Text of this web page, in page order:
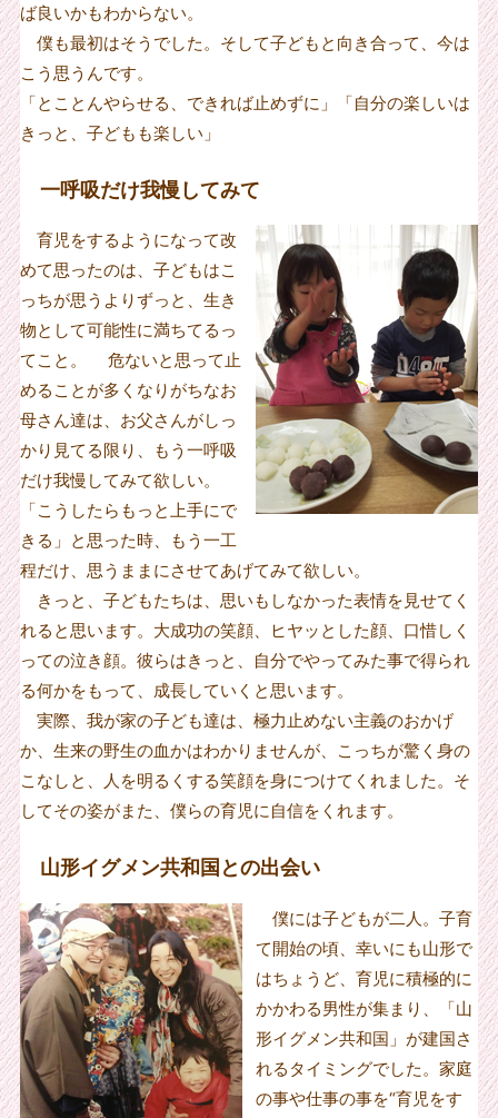
ば良いかもわからない。
僕も最初はそうでした。そして子どもと向き合って、今は
こう思うんです。
「とことんやらせる、できれば止めずに」「自分の楽しいは
きっと、子どもも楽しい」
一呼吸だけ我慢してみて
育児をするようになって改
めて思ったのは、子どもはこ
っちが思うよりずっと、生き
物として可能性に満ちてるっ
てこと。 危ないと思って止
めることが多くなりがちなお
母さん達は、お父さんがしっ
かり見てる限り、もう一呼吸
だけ我慢してみて欲しい。
「こうしたらもっと上手にで
きる」と思った時、もう一工
程だけ、思うままにさせてあげてみて欲しい。
きっと、子どもたちは、思いもしなかった表情を見せてく
れると思います。大成功の笑顔、ヒヤッとした顔、口惜しく
っての泣き顔。彼らはきっと、自分でやってみた事で得られ
る何かをもって、成長していくと思います。
実際、我が家の子ども達は、極力止めない主義のおかげ
か、生来の野生の血かはわかりませんが、こっちが驚く身の
こなしと、人を明るくする笑顔を身につけてくれました。そ
してその姿がまた、僕らの育児に自信をくれます。
山形イグメン共和国との出会い
僕には子どもが二人。子育
て開始の頃、幸いにも山形で
はちょうど、育児に積極的に
かかわる男性が集まり、「山
形イグメン共和国」が建国さ
れるタイミングでした。家庭
の事や仕事の事を“育児をす